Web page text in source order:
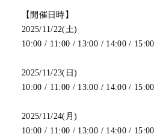
【開催日時】
2025/11/22(土)
10:00 / 11:00 / 13:00 / 14:00 / 15:00
2025/11/23(日)
10:00 / 11:00 / 13:00 / 14:00 / 15:00
2025/11/24(月)
10:00 / 11:00 / 13:00 / 14:00 / 15:00